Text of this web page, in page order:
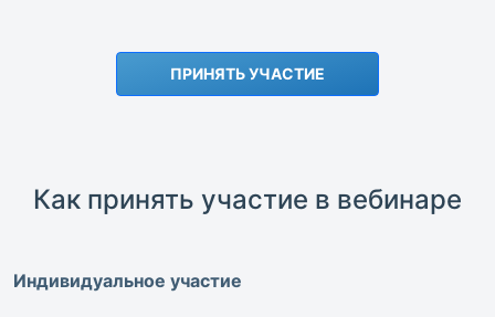
ПРИНЯТЬ УЧАСТИЕ
Как принять участие в вебинаре
Индивидуальное участие